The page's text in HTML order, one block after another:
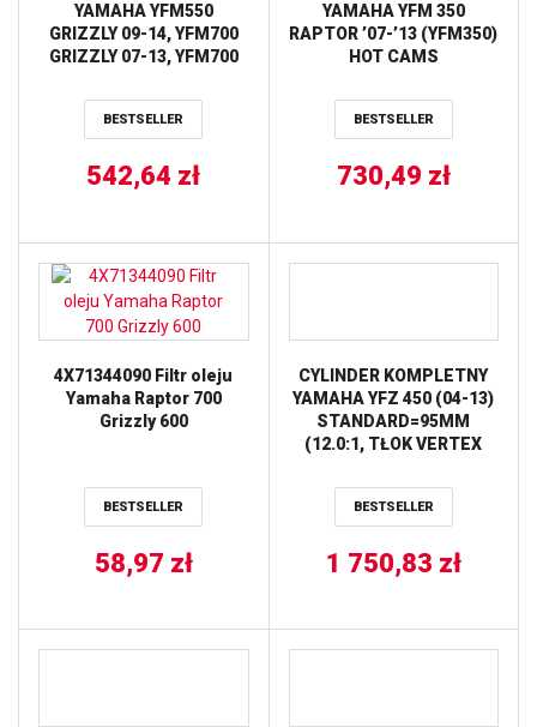
YAMAHA YFM550
GRIZZLY 09-14, YFM700
GRIZZLY 07-13, YFM700
700 ’18 AB6 STRONG TYŁ
STRONA LEWA / PRAWA
BESTSELLER
542,64 zł
YAMAHA YFM 350
RAPTOR ’07-’13 (YFM350)
HOT CAMS
BESTSELLER
730,49 zł
4X71344090 Filtr oleju
Yamaha Raptor 700
Grizzly 600
BESTSELLER
58,97 zł
CYLINDER KOMPLETNY
YAMAHA YFZ 450 (04-13)
STANDARD=95MM
(12.0:1, TŁOK VERTEX
BESTSELLER
1 750,83 zł